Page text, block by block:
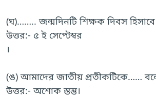
(ঘ)…….. জন্মদিনটি শিক্ষক দিবস
উত্তর:- ৫ ই সেপ্টেম্বর
।
(ঙ) আমাদের জাতীয় প্রতীকটিকে……
উত্তর:- অশোক স্তম্ভ।